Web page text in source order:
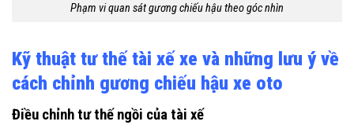
Phạm vi quan sát gương chiếu hậu theo góc nhìn
Kỹ thuật tư thế tài xế xe và những lưu ý về
cách chỉnh gương chiếu hậu xe oto
Điều chỉnh tư thế ngồi của tài xế